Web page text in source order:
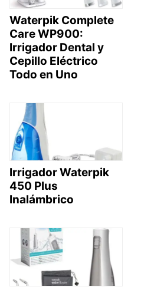
Waterpik Complete
Care WP900:
Irrigador Dental y
Cepillo Eléctrico
Todo en Uno
Irrigador Waterpik
450 Plus
Inalámbrico